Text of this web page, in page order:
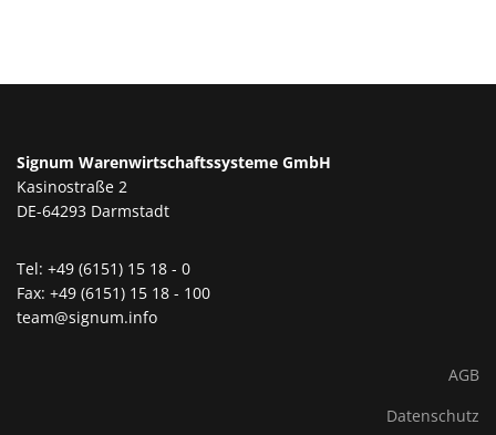
Signum Warenwirtschaftssysteme GmbH
Kasinostraße 2
DE-64293 Darmstadt
Tel: +49 (6151) 15 18 - 0
Fax: +49 (6151) 15 18 - 100
team@signum.info
AGB
Datenschutz